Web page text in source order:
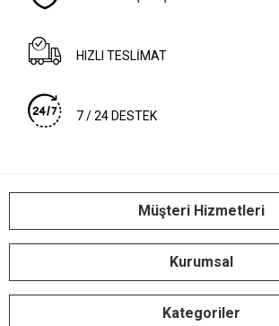
HIZLI TESLİMAT
7 / 24 DESTEK
Müşteri Hizmetleri
Kurumsal
Kategoriler